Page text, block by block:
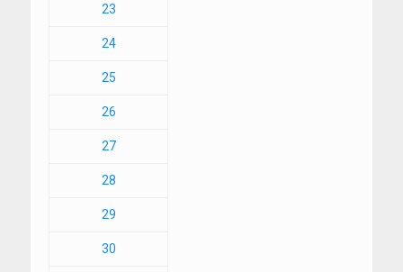
23
24
25
26
27
28
29
30